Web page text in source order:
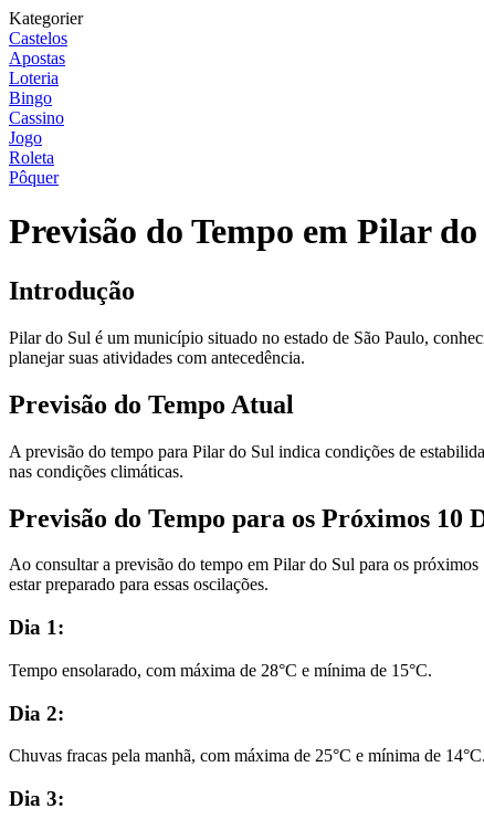
Kategorier
Castelos
Apostas
Loteria
Bingo
Cassino
Jogo
Roleta
Pôquer
Previsão do Tempo em Pilar
Introdução
Pilar do Sul é um município situado no estado de São Paulo,
planejar suas atividades com antecedência.
Previsão do Tempo Atual
A previsão do tempo para Pilar do Sul indica condições de
nas condições climáticas.
Previsão do Tempo para os Próximos 10
Ao consultar a previsão do tempo em Pilar do Sul para os
estar preparado para essas oscilações.
Dia 1:
Tempo ensolarado, com máxima de 28°C e mínima de 15°C.
Dia 2:
Chuvas fracas pela manhã, com máxima de 25°C e mínima de 14°C.
Dia 3: